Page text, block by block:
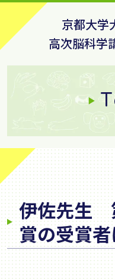
京都大学
高次脳科学
伊佐先生
賞の受賞